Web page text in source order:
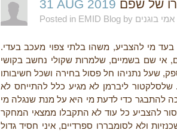
31 AUG 2019 של שפם
Posted in EMID Blog by אמי בוגנים
מי להצביע, משהו בלתי צפוי מעכב בעדי.
אי שם בשמיים, שלמרות שקולי נחשב בקושי
שעל נתניהו חל פסול בחירה ושכל חשיבותו
ליברמן לא מגיע כלל להתייחס לא
להתבגר כדי לדעת מי היא על מנת שנגלה מי
להצביע כל עוד לא התקבלו ממצאי המחקר
ולא לסומבררו ספרדיים, איני חסיד גדול